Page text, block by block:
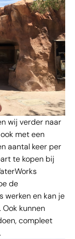
wij verder naar
met een
aantal keer per
te kopen bij
de
werken en kan je
kunnen
compleet